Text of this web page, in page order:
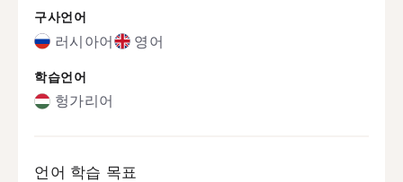
구사언어
러시아어 영어
학습언어
헝가리어
언어 학습 목표